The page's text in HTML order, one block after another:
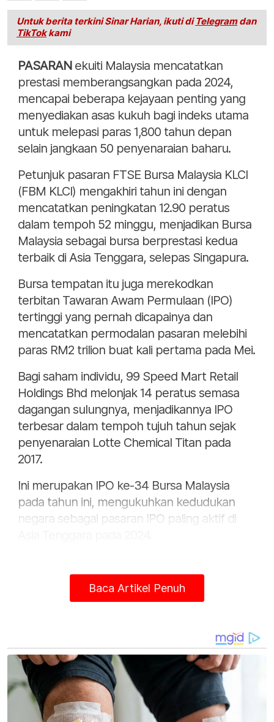
Untuk berita terkini Sinar Harian, ikuti di Telegramdan
TikTokkami
PASARANekuiti Malaysia mencatatkan
prestasi memberangsangkan pada 2024,
mencapai beberapa kejayaan penting yang
menyediakan asas kukuh bagi indeks utama
untuk melepasi paras 1,800 tahun depan
selain jangkaan 50 penyenaraian baharu.
Petunjuk pasaran FTSE Bursa Malaysia KLCI
(FBM KLCI) mengakhiri tahun ini dengan
mencatatkan peningkatan 12.90 peratus
dalam tempoh 52 minggu, menjadikan Bursa
Malaysia sebagai bursa berprestasi kedua
terbaik di Asia Tenggara, selepas Singapura.
Bursa tempatan itu juga merekodkan
terbitan Tawaran Awam Permulaan (IPO)
tertinggi yang pernah dicapainya dan
mencatatkan permodalan pasaran melebihi
paras RM2 trilion buat kali pertama pada Mei.
Bagi saham individu, 99 Speed ​​Mart Retail
Holdings Bhd melonjak 14 peratus semasa
dagangan sulungnya, menjadikannya IPO
terbesar dalam tempoh tujuh tahun sejak
penyenaraian Lotte Chemical Titan pada
2017.
Ini merupakan IPO ke-34 Bursa Malaysia
pada tahun ini, mengukuhkan kedudukan
negara sebagai pasaran IPO paling aktif di
yang paling banyak didagangkan di Bursa
Malaysia sejak 12 bulan lepas termasuklah
TWL Holdings.
Baca Artikel Penuh